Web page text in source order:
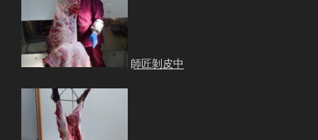
師匠剝皮中